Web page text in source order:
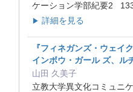
ケーション学部紀要2
▶ 詳細を見る
『フィネガンズ・ウェイ
インボウ・ガール ズ、ル
山田 久美子
立教大学異文化コミュニ